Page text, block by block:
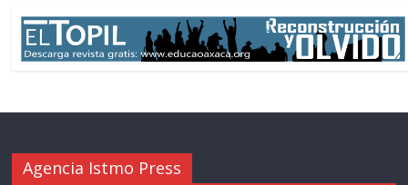
Agencia Istmo Press